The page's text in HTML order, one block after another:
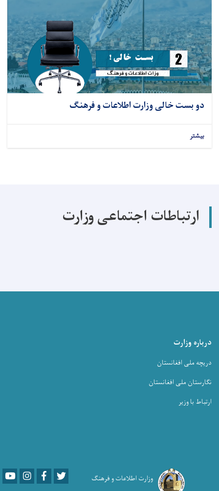
دو بست خالی وزارت اطلاعات و فرهنگ
بیشتر
ارتباطات اجتماعی وزارت
درباره وزارت
دریچه ملی افغانستان
نگارستان ملی افغانستان
ارتباط با وزیر
وزارت اطلاعات و فرهنگ YoutubeLinkedInFacebook